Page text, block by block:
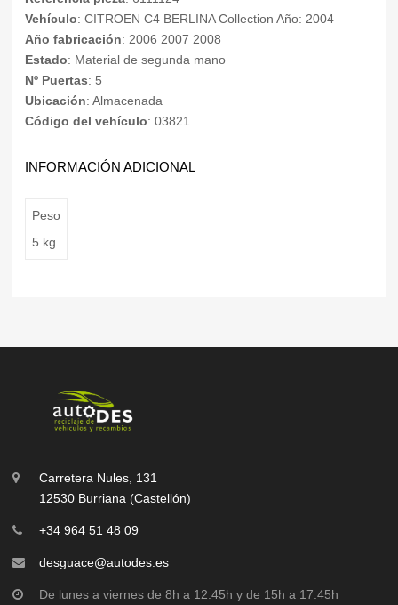
Vehículo: CITROEN C4 BERLINA Collection Año: 2004
Año fabricación: 2006 2007 2008
Estado: Material de segunda mano
Nº Puertas: 5
Ubicación: Almacenada
Código del vehículo: 03821
INFORMACIÓN ADICIONAL
Peso
5 kg
Carretera Nules, 131
12530 Burriana (Castellón)
+34 964 51 48 09
desguace@autodes.es
De lunes a viernes de 8h a 12:45h y de 15h a 17:45h